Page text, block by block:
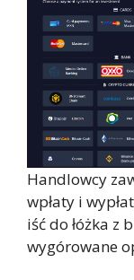
Handlowcy
wpłaty i
iść do łóżka z
wygórowane